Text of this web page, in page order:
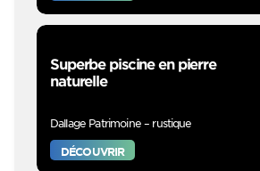
Superbe piscine en pierre
naturelle
Dallage Patrimoine – rustique
DÉCOUVRIR